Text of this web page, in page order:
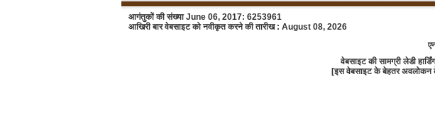
लेडी हार्डिंग मेडिकल कॉलेज व संबद्ध एसएसके और
सामग्री के प्रयोग को प्राधिकृत नहीं कर सकता।
लिए अनुरोध करने की सलाह दी जाती है।
लेडी हार्डिंग मेडिकल कॉलेज व संबद्ध एसएसके और
भारत सरकार के वेब दिशा-निर्देशों का अनुपालन
अस्पताल इन वेबसाइटों को आपके द्वारा देखे जाने और
आगंतुकों की संख्या June 06, 2017: 6253961
आखिरी बार वेबसाइट को नवीकृत करने की तारीख : August 08, 2026
वेबसाइट की सामग्री लेडी
[इस वेबसाइट के बेहतर अवलोकन